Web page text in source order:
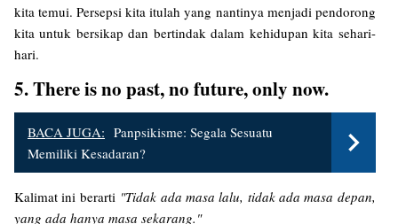
kita temui. Persepsi kita itulah yang nantinya menjadi pendorong
kita untuk bersikap dan bertindak dalam kehidupan kita sehari-
hari.
5. There is no past, no future, only now.
BACA JUGA: Panpsikisme: Segala Sesuatu
Memiliki Kesadaran?
Kalimat ini berarti"Tidak ada masa lalu, tidak ada masa depan,
yang ada hanya masa sekarang."